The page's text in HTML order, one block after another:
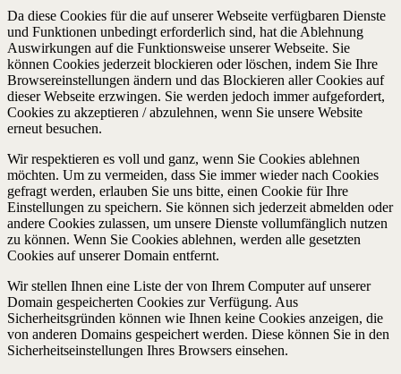
Da diese Cookies für die auf unserer Webseite verfügbaren Dienste
und Funktionen unbedingt erforderlich sind, hat die Ablehnung
Auswirkungen auf die Funktionsweise unserer Webseite. Sie
können Cookies jederzeit blockieren oder löschen, indem Sie Ihre
Browsereinstellungen ändern und das Blockieren aller Cookies auf
dieser Webseite erzwingen. Sie werden jedoch immer aufgefordert,
Cookies zu akzeptieren / abzulehnen, wenn Sie unsere Website
erneut besuchen.
Wir respektieren es voll und ganz, wenn Sie Cookies ablehnen
möchten. Um zu vermeiden, dass Sie immer wieder nach Cookies
gefragt werden, erlauben Sie uns bitte, einen Cookie für Ihre
Einstellungen zu speichern. Sie können sich jederzeit abmelden oder
andere Cookies zulassen, um unsere Dienste vollumfänglich nutzen
zu können. Wenn Sie Cookies ablehnen, werden alle gesetzten
Cookies auf unserer Domain entfernt.
Wir stellen Ihnen eine Liste der von Ihrem Computer auf unserer
Domain gespeicherten Cookies zur Verfügung. Aus
Sicherheitsgründen können wie Ihnen keine Cookies anzeigen, die
von anderen Domains gespeichert werden. Diese können Sie in den
Sicherheitseinstellungen Ihres Browsers einsehen.